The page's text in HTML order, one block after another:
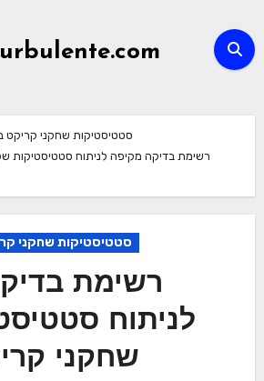
סטטיסטיקות שחקני קריקט
רשימת בדיקה מקיפה לניתוח סטטיסטיקות
סטטיסטיקות שחקני
רשימת
לניתוח
שחקני